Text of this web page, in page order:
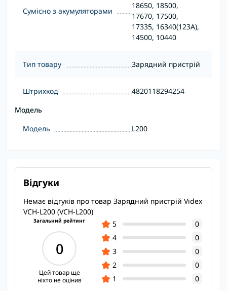
Сумісно з акумуляторами
18650, 18500,
17670, 17500,
17335, 16340(123А),
14500, 10440
Тип товару Зарядний пристрій
Штрихкод
4820118294254
Модель
Модель
L200
Відгуки
Немає відгуків про товар Зарядний пристрій Videx
VCH-L200 (VCH-L200)
Загальний рейтинг
0
Цей товар ще
ніхто не оцінив
5
0
4
0
3
0
2
0
1
0